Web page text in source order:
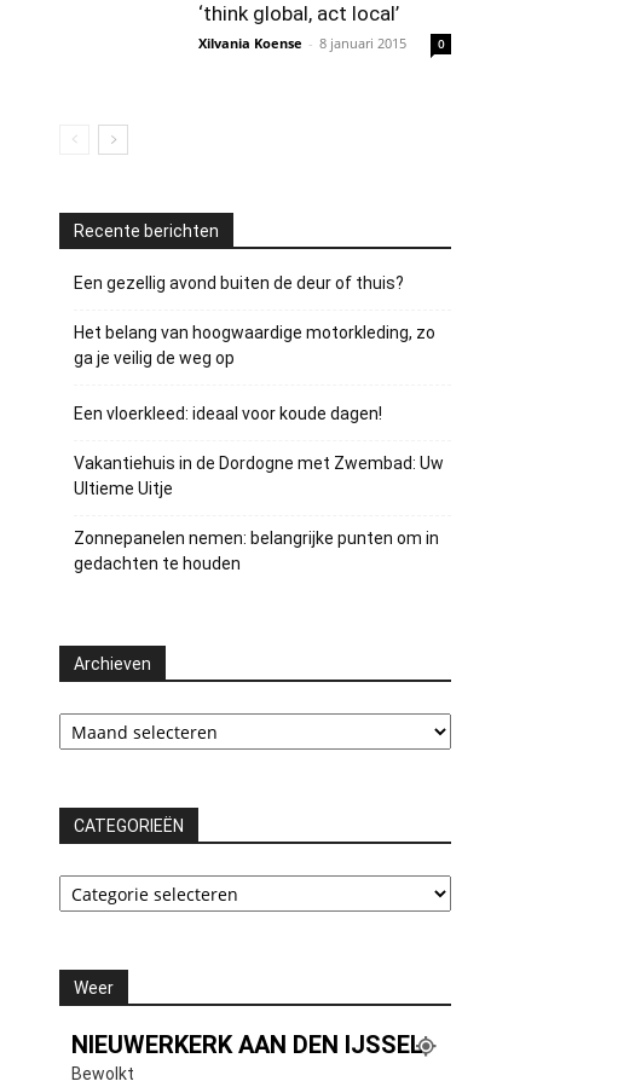
‘think global, act local’
Xilvania Koense - 8 januari 2015 0
Recente berichten
Een gezellig avond buiten de deur of thuis?
Het belang van hoogwaardige motorkleding, zo
ga je veilig de weg op
Een vloerkleed: ideaal voor koude dagen!
Vakantiehuis in de Dordogne met Zwembad: Uw
Ultieme Uitje
Zonnepanelen nemen: belangrijke punten om in
gedachten te houden
Archieven
Archieven
CATEGORIEËN
CATEGORIEËN
Weer
NIEUWERKERK AAN DEN IJSSEL
Bewolkt